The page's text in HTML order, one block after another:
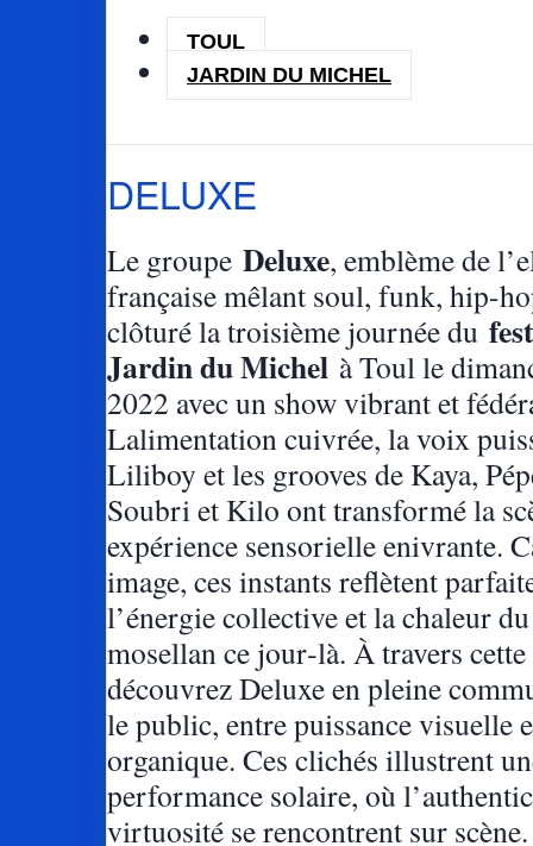
TOUL
JARDIN DU MICHEL
DELUXE
Le groupe Deluxe, emblème de
française mêlant soul, funk, hip-
clôturé la troisième journée du
Jardin du Michel à Toul le
2022 avec un show vibrant et
Lalimentation cuivrée, la voix
Liliboy et les grooves de Kaya,
Soubri et Kilo ont transformé la
expérience sensorielle enivrante.
image, ces instants reflètent
l’énergie collective et la chaleur
mosellan ce jour‑là. À travers
découvrez Deluxe en pleine
le public, entre puissance visuelle
organique. Ces clichés illustrent
performance solaire, où
virtuosité se rencontrent sur scène.